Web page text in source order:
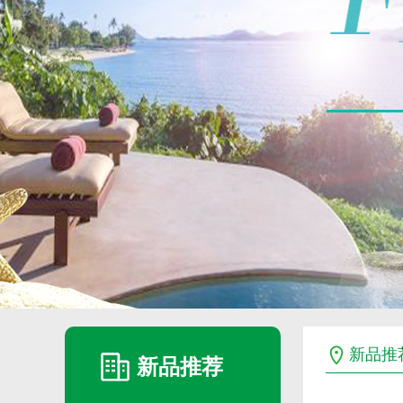
新品推荐
新品推